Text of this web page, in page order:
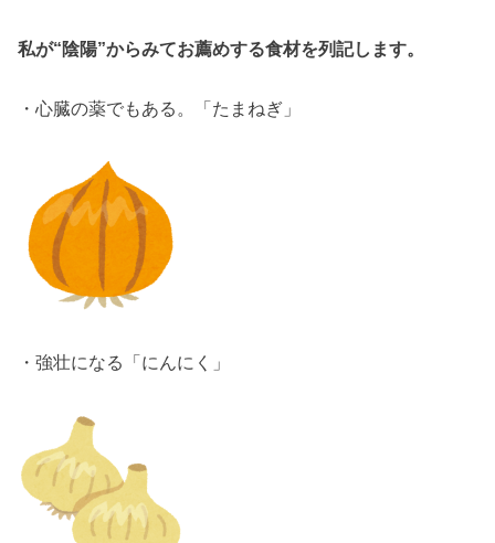
私が“陰陽”からみてお薦めする食材を列記します。
・心臓の薬でもある。「たまねぎ」
・強壮になる「にんにく」